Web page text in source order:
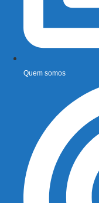
Quem somos